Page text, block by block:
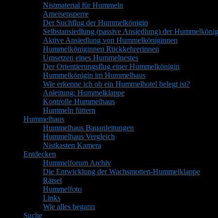
Nistmaterial für Hummeln
Ameisensperre
Der Suchflug der Hummelkönigin
Selbstansiedlung (passive Ansiedlung) der
Aktive Ansiedlung von Hummelköniginnen
Hummelköniginnen Rückkehrerinnen
Umsetzen eines Hummelnestes
Der Orientierungsflug einer Hummelkönigin
Hummelkönigin im Hummelhaus
Wie erkenne ich ob ein Hummelhotel belegt ist?
Anleitung: Hummelklappe
Kontrolle Hummelhaus
Hummeln füttern
Hummelhaus
Hummelhaus Bauanleitungen
Hummelhaus Vergleich
Nistkasten Kamera
Entdecken
Hummelforum Archiv
Die Entwicklung der Wachsmotten-Hummelklappe
Rätsel
Hummelfoto
Links
Wie alles begann
Suche